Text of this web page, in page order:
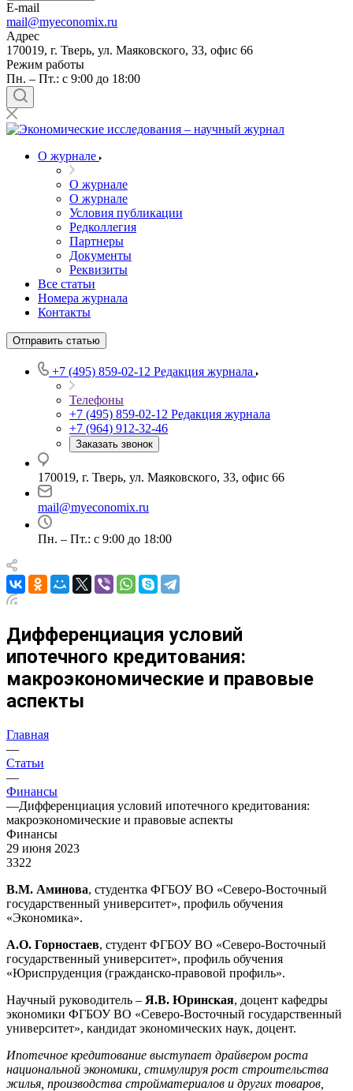
E-mail
mail@myeconomix.ru
Адрес
170019, г. Тверь, ул. Маяковского, 33, офис 66
Режим работы
Пн. – Пт.: с 9:00 до 18:00
О журнале
О журнале
О журнале
Условия публикации
Редколлегия
Партнеры
Документы
Реквизиты
Все статьи
Номера журнала
Контакты
Отправить статью
+7 (495) 859-02-12 Редакция журнала
Телефоны
+7 (495) 859-02-12 Редакция журнала
+7 (964) 912-32-46
Заказать звонок
170019, г. Тверь, ул. Маяковского, 33, офис 66
mail@myeconomix.ru
Пн. – Пт.: с 9:00 до 18:00
Дифференциация условий
ипотечного кредитования:
макроэкономические и правовые
аспекты
Главная
—
Статьи
—
Финансы
—Дифференциация условий ипотечного кредитования:
макроэкономические и правовые аспекты
Финансы
29 июня 2023
3322
В.М. Аминова, студентка ФГБОУ ВО «Северо-Восточный
государственный университет», профиль обучения
«Экономика».
А.О. Горностаев, студент ФГБОУ ВО «Северо-Восточный
государственный университет», профиль обучения
«Юриспруденция (гражданско-правовой профиль».
Научный руководитель – Я.В. Юринская, доцент кафедры
экономики ФГБОУ ВО «Северо-Восточный государственный
университет», кандидат экономических наук, доцент.
Ипотечное кредитование выступает драйвером роста
национальной экономики, стимулируя рост строительства
жилья, производства стройматериалов и других товаров,